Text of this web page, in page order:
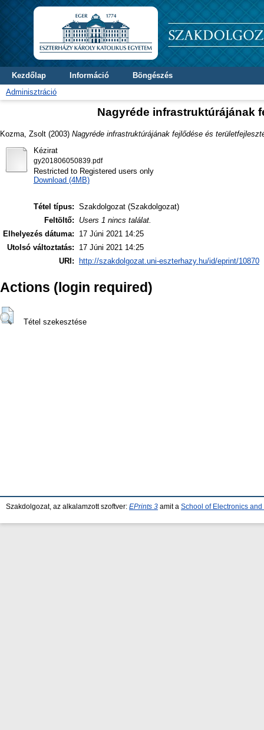
Kezdőlap Információ
Böngészés
Adminisztráció
Nagyréde infrastruktúrájának
Kozma, Zsolt (2003) Nagyréde infrastruktúrájának fejlődése és
Kézirat
gy201806050839.pdf
Restricted to Registered users only
Download (4MB)
Tétel típus: Szakdolgozat (Szakdolgozat)
Feltöltő:
Users 1 nincs találat.
Elhelyezés dátuma:
17 Júni 2021 14:25
Utolsó változtatás:
17 Júni 2021 14:25
URI:
http://szakdolgozat.uni-eszterhazy.hu/id/eprint/10870
Actions (login required)
Tétel szekesztése
Szakdolgozat, az alkalamzott szoftver: EPrints 3 amit a School of Electronics